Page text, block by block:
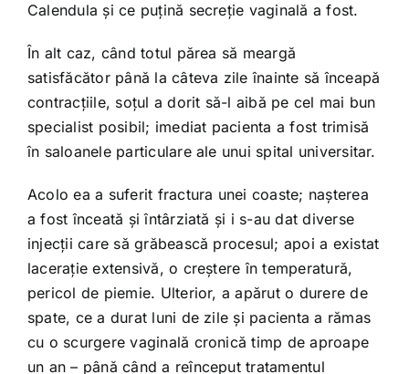
Calendula şi ce puţină secreţie vaginală a fost.
În alt caz, când totul părea să meargă
satisfăcător până la câteva zile înainte să înceapă
contracţiile, soţul a dorit să-l aibă pe cel mai bun
specialist posibil; imediat pacienta a fost trimisă
în saloanele particulare ale unui spital universitar.
Acolo ea a suferit fractura unei coaste; naşterea
a fost înceată şi întârziată şi i s-au dat diverse
injecţii care să grăbească procesul; apoi a existat
laceraţie extensivă, o creştere în temperatură,
pericol de piemie. Ulterior, a apărut o durere de
spate, ce a durat luni de zile şi pacienta a rămas
cu o scurgere vaginală cronică timp de aproape
un an – până când a reînceput tratamentul